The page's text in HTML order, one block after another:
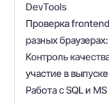
DevTools
Проверка
разных
Контроль
участие в
Работа с SQL и